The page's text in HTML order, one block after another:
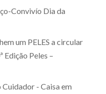
Convivío Dia da
um PELES a circular
Edição Peles –
Cuidador - Caisa em